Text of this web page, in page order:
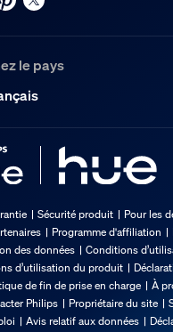
le pays
Sécurité produit
Pour les
Programme d'affiliation
des données
Conditions
d’utilisation du produit
de fin de prise en charge
À
Philips
Propriétaire du site
Avis relatif aux données